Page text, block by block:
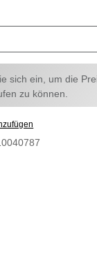
sich ein, um die
zu können.